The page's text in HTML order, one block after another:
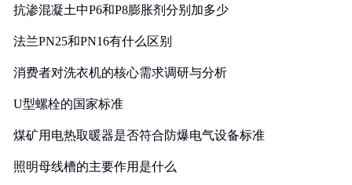
抗渗混凝土中P6和P8膨胀剂分别加多少
法兰PN25和PN16有什么区别
消费者对洗衣机的核心需求调研与分析
U型螺栓的国家标准
煤矿用电热取暖器是否符合防爆电气设备标准
照明母线槽的主要作用是什么